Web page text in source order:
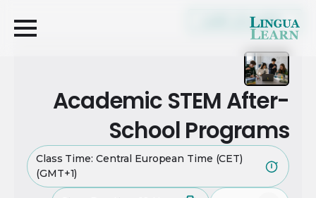
العودة إلى القائمة
Academic STEM After-
School Programs
Class Time: Central European Time (CET)
(GMT+1)